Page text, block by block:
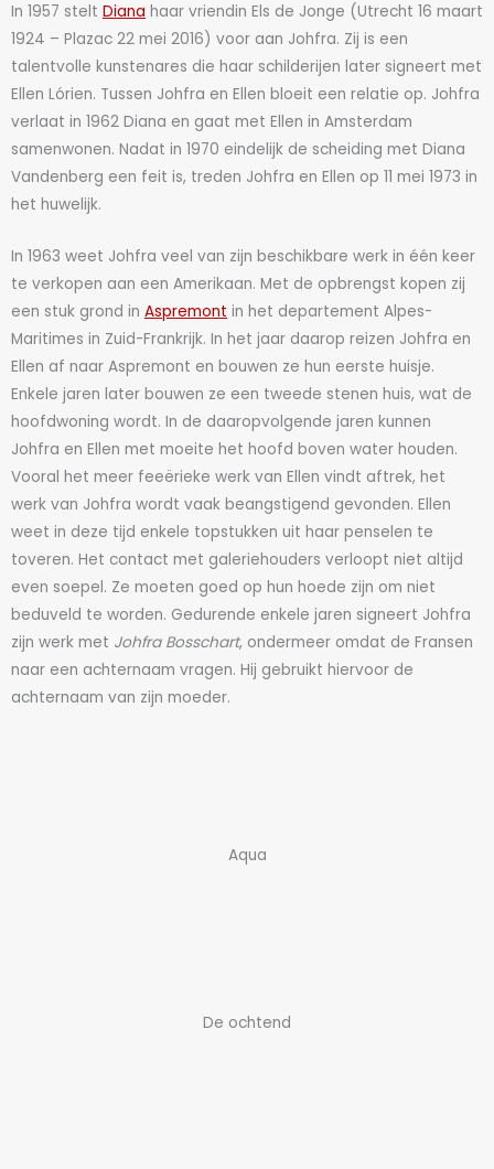
In 1957 stelt Diana haar vriendin Els de Jonge (Utrecht 16 maart
1924 – Plazac 22 mei 2016) voor aan Johfra. Zij is een
talentvolle kunstenares die haar schilderijen later signeert met
Ellen Lórien. Tussen Johfra en Ellen bloeit een relatie op. Johfra
verlaat in 1962 Diana en gaat met Ellen in Amsterdam
samenwonen. Nadat in 1970 eindelijk de scheiding met Diana
Vandenberg een feit is, treden Johfra en Ellen op 11 mei 1973 in
het huwelijk.
In 1963 weet Johfra veel van zijn beschikbare werk in één keer
te verkopen aan een Amerikaan. Met de opbrengst kopen zij
een stuk grond in Aspremont in het departement Alpes-
Maritimes in Zuid-Frankrijk. In het jaar daarop reizen Johfra en
Ellen af naar Aspremont en bouwen ze hun eerste huisje.
Enkele jaren later bouwen ze een tweede stenen huis, wat de
hoofdwoning wordt. In de daaropvolgende jaren kunnen
Johfra en Ellen met moeite het hoofd boven water houden.
Vooral het meer feeërieke werk van Ellen vindt aftrek, het
werk van Johfra wordt vaak beangstigend gevonden. Ellen
weet in deze tijd enkele topstukken uit haar penselen te
toveren. Het contact met galeriehouders verloopt niet altijd
even soepel. Ze moeten goed op hun hoede zijn om niet
beduveld te worden. Gedurende enkele jaren signeert Johfra
zijn werk met Johfra Bosschart, ondermeer omdat de Fransen
naar een achternaam vragen. Hij gebruikt hiervoor de
achternaam van zijn moeder.
Aqua
De ochtend